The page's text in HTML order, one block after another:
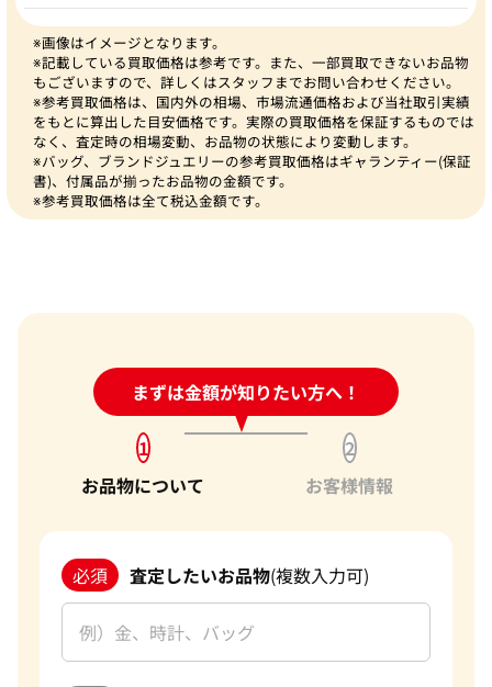
※画像はイメージとなります。
※記載している買取価格は参考です。また、一部買取できないお品物
もございますので、詳しくはスタッフまでお問い合わせください。
※参考買取価格は、国内外の相場、市場流通価格および当社取引実績
をもとに算出した目安価格です。実際の買取価格を保証するものでは
なく、査定時の相場変動、お品物の状態により変動します。
※バッグ、ブランドジュエリーの参考買取価格はギャランティー(保証
書)、付属品が揃ったお品物の金額です。
※参考買取価格は全て税込金額です。
まずは金額が知りたい方へ！
24時間受付中!問い合わせフォーム
1
お品物について
2
お客様情報
必須 査定したいお品物(複数入力可)